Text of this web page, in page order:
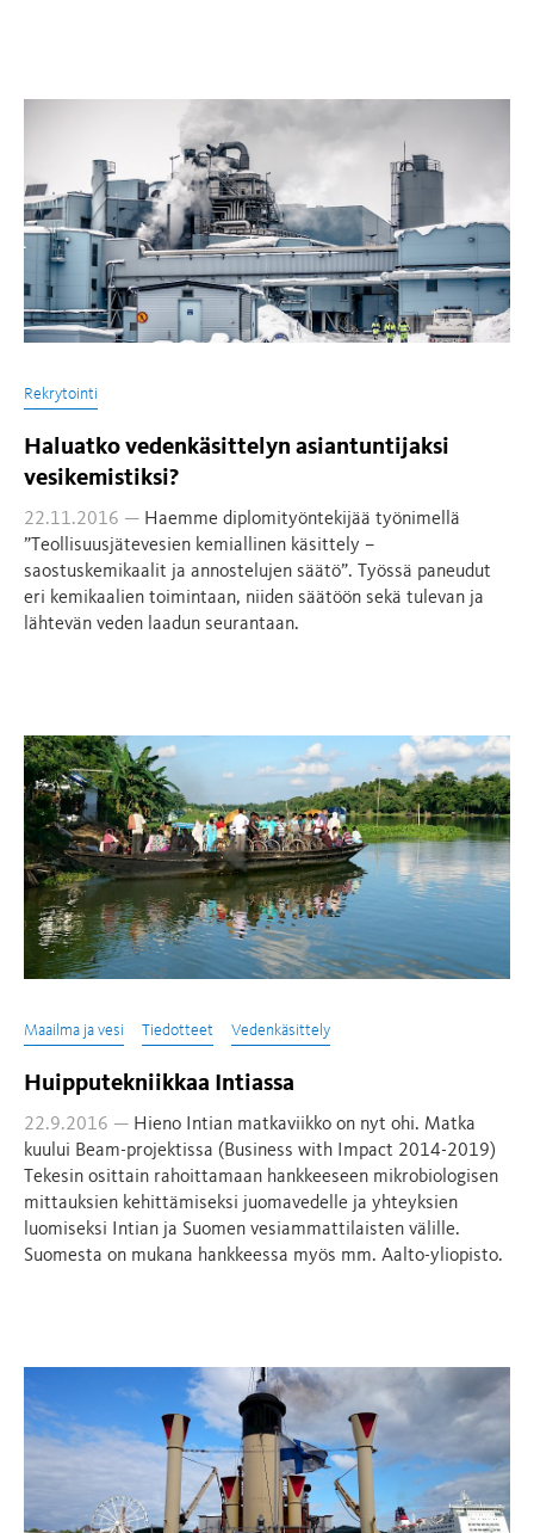
Rekrytointi
Haluatko vedenkäsittelyn asiantuntijaksi
vesikemistiksi?
22.11.2016 — Haemme diplomityöntekijää työnimellä
”Teollisuusjätevesien kemiallinen käsittely –
saostuskemikaalit ja annostelujen säätö”. Työssä paneudut
eri kemikaalien toimintaan, niiden säätöön sekä tulevan ja
lähtevän veden laadun seurantaan.
Maailma ja vesi Tiedotteet Vedenkäsittely
Huipputekniikkaa Intiassa
22.9.2016 — Hieno Intian matkaviikko on nyt ohi. Matka
kuului Beam-projektissa (Business with Impact 2014-2019)
Tekesin osittain rahoittamaan hankkeeseen mikrobiologisen
mittauksien kehittämiseksi juomavedelle ja yhteyksien
luomiseksi Intian ja Suomen vesiammattilaisten välille.
Suomesta on mukana hankkeessa myös mm. Aalto-yliopisto.